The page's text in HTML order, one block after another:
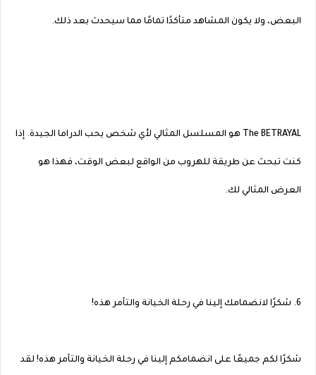
البعض، ولا يكون المشاهد متأكدًا تمامًا مما سيحدث بعد ذلك.
The BETRAYAL هو المسلسل المثالي لأي شخص يحب الدراما الجيدة. إذا
كنت تبحث عن طريقة للهروب من الواقع لبعض الوقت، فهذا هو
العرض المثالي لك.
6. شكرًا لانضمامك إلينا في رحلة الخيانة والتآمر هذه!
شكرًا لكم جميعًا على انضمامكم إلينا في رحلة الخيانة والتآمر هذه! لقد